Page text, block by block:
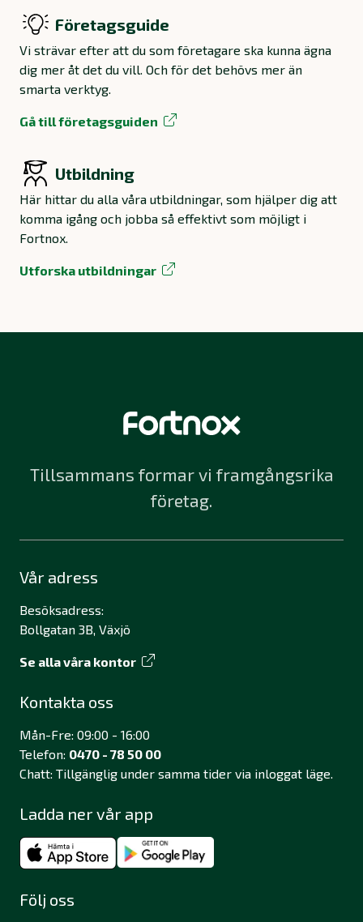
Företagsguide
Vi strävar efter att du som företagare ska kunna ägna
dig mer åt det du vill. Och för det behövs mer än
smarta verktyg.
Gå till företagsguiden
Utbildning
Här hittar du alla våra utbildningar, som hjälper dig att
komma igång och jobba så effektivt som möjligt i
Fortnox.
Utforska utbildningar
Tillsammans formar vi framgångsrika
företag.
Vår adress
Besöksadress:
Bollgatan 3B, Växjö
Se alla våra kontor
Kontakta oss
Mån-Fre: 09:00 - 16:00
Telefon: 0470 - 78 50 00
Chatt: Tillgänglig under samma tider via inloggat läge.
Ladda ner vår app
Följ oss